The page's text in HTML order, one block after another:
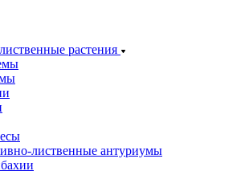
растения
лиственные антуриумы